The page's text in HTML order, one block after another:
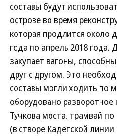
составы будут
острове во время
которая продлится около
года по апрель 2018 года.
закупает вагоны,
друг с другом. Это
составы могли ходить по
оборудовано
Тучкова моста, трамвай
(в створе Кадетской